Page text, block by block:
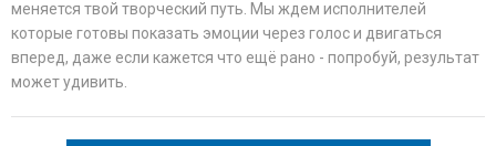
меняется твой творческий путь. Мы ждем исполнителей
которые готовы показать эмоции через голос и двигаться
вперед, даже если кажется что ещё рано - попробуй, результат
может удивить.